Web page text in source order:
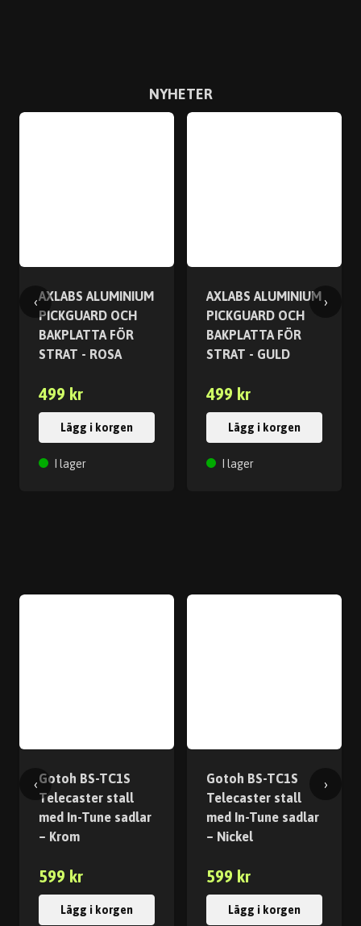
NYHETER
AXLABS ALUMINIUM
PICKGUARD OCH
BAKPLATTA FÖR
STRAT - ROSA
499 kr
Lägg i korgen
I lager
AXLABS ALUMINIUM
PICKGUARD OCH
BAKPLATTA FÖR
STRAT - GULD
499 kr
Lägg i korgen
I lager
‹ ›
Gotoh BS-TC1S
Telecaster stall
med In-Tune sadlar
– Krom
599 kr
Lägg i korgen
Gotoh BS-TC1S
Telecaster stall
med In-Tune sadlar
– Nickel
599 kr
Lägg i korgen
‹ ›